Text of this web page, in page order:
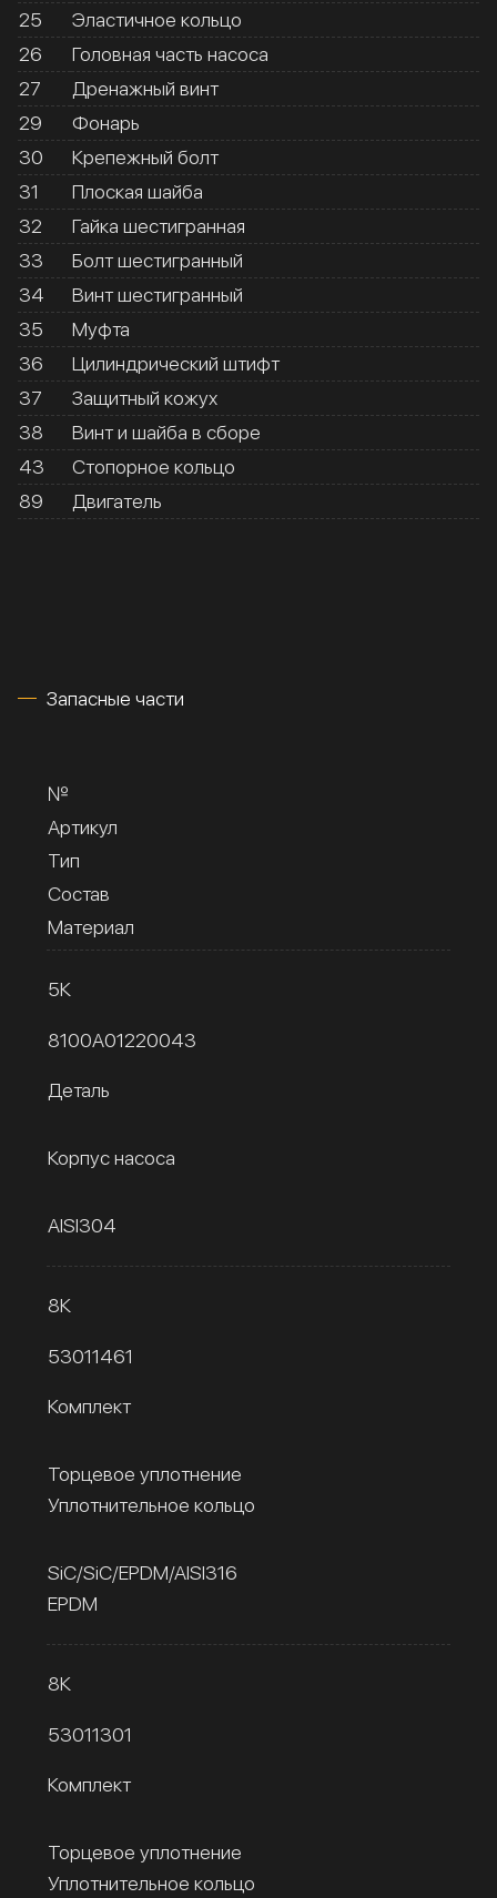
25
Эластичное кольцо
26
Головная часть насоса
27
Дренажный винт
29
Фонарь
30
Крепежный болт
31
Плоская шайба
32
Гайка шестигранная
33
Болт шестигранный
34
Винт шестигранный
35
Муфта
36
Цилиндрический штифт
37
Защитный кожух
38
Винт и шайба в сборе
43
Стопорное кольцо
89
Двигатель
Запасные части
№
Артикул
Тип
Состав
Материал
5К
8100A01220043
Деталь
Корпус насоса
AISI304
8К
53011461
Комплект
Торцевое уплотнение
Уплотнительное кольцо
SiC/SiC/EPDM/AISI316
EPDM
8К
53011301
Комплект
Торцевое уплотнение
Уплотнительное кольцо